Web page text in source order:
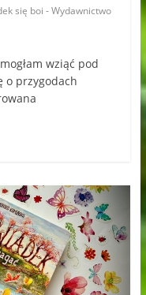
się boi - Wydawnictwo
wziąć pod
o przygodach